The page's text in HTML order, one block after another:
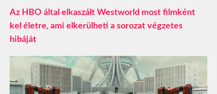
Az HBO által elkaszált Westworld most filmként
kel életre, ami elkerülheti a sorozat végzetes
hibáját